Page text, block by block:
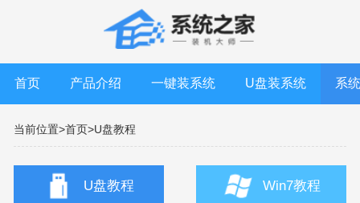
首页 产品介绍 一键装系统 U盘装系统 系
当前位置>首页>U盘教程
U盘教程 Win7教程